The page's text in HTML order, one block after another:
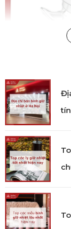
Nồi
Công
Nồi inox
nghệ tiên tiến,
năng truyền